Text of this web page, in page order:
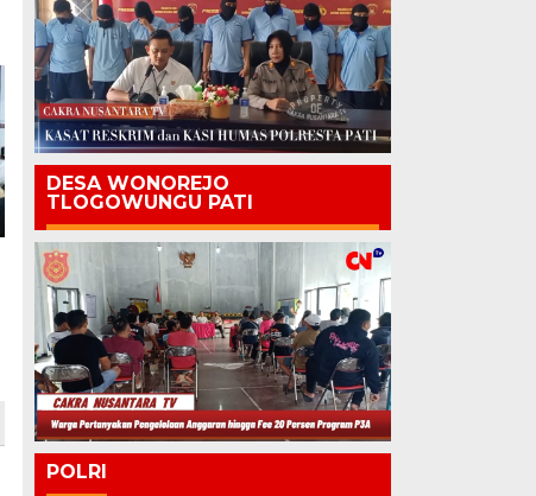
DESA WONOREJO
TLOGOWUNGU PATI
POLRI